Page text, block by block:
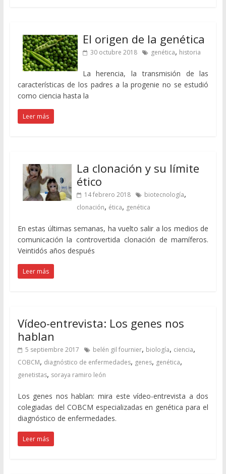
El origen de la genética
30 octubre 2018 genética, historia
La herencia, la transmisión de las
características de los padres a la progenie no se estudió
como ciencia hasta la
Leer más
La clonación y su límite
ético
14 febrero 2018 biotecnología,
clonación, ética, genética
En estas últimas semanas, ha vuelto salir a los medios de
comunicación la controvertida clonación de mamíferos.
Veintidós años después
Leer más
Vídeo-entrevista: Los genes nos
hablan
5 septiembre 2017 belén gil fournier, biología, ciencia,
COBCM, diagnóstico de enfermedades, genes, genética,
genetistas, soraya ramiro león
Los genes nos hablan: mira este vídeo-entrevista a dos
colegiadas del COBCM especializadas en genética para el
diagnóstico de enfermedades.
Leer más